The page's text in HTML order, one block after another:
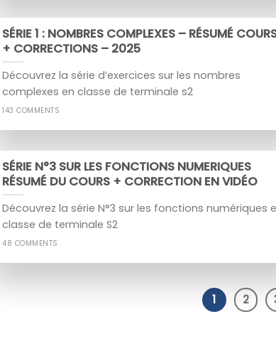
SÉRIE 1 : NOMBRES COMPLEXES – RÉSUMÉ
+ CORRECTIONS – 2025
Découvrez la série d’exercices sur les nombres
complexes en classe de terminale s2
143 COMMENTS
SÉRIE N°3 SUR LES FONCTIONS NUMERIQUES
RÉSUMÉ DU COURS + CORRECTION EN VIDÉO
Découvrez la série N°3 sur les fonctions numériques
classe de terminale S2
48 COMMENTS
1 2